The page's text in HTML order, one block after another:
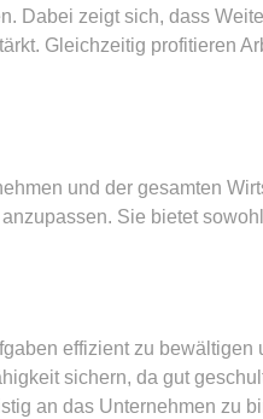
Dabei zeigt sich, dass
Gleichzeitig profitieren
und der gesamten
Sie bietet
effizient zu bewältigen
sichern, da gut
an das Unternehmen zu